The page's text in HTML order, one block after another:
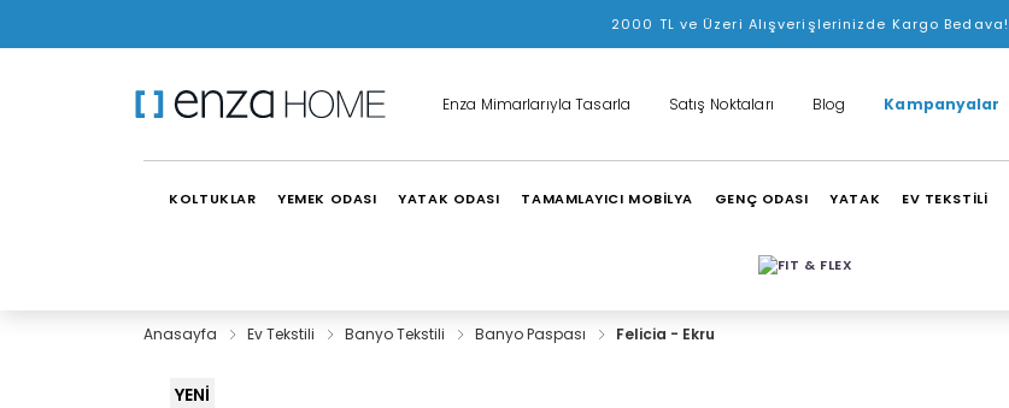
2000 TL ve Üzeri Alışverişlerinizde Kargo Bedava!
Enza Mimarlarıyla Tasarla Satış Noktaları Blog Kampanyalar
KOLTUKLAR YEMEK ODASI YATAK ODASI TAMAMLAYICI MOBİLYA GENÇ ODASI YATAK EV TEKSTİLİ
Anasayfa Ev Tekstili Banyo Tekstili Banyo Paspası Felicia - Ekru
YENİ